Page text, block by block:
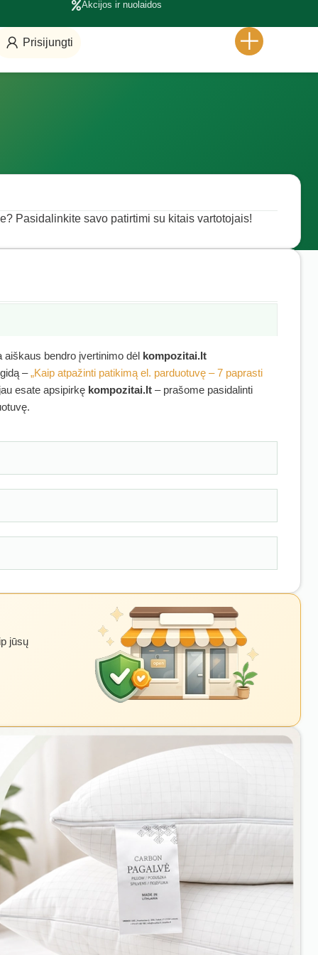
Akcijos ir nuolaidos
Prisijungti
Pasidalinkite savo patirtimi su kitais vartotojais!
aiškaus bendro įvertinimo dėl kompozitai.lt
–„Kaip atpažinti patikimą el. parduotuvę – 7 paprasti
esate apsipirkę kompozitai.lt – prašome pasidalinti
jūsų